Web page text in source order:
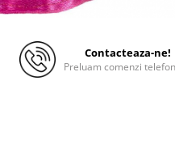
Contacteaza-ne!
Preluam comenzi